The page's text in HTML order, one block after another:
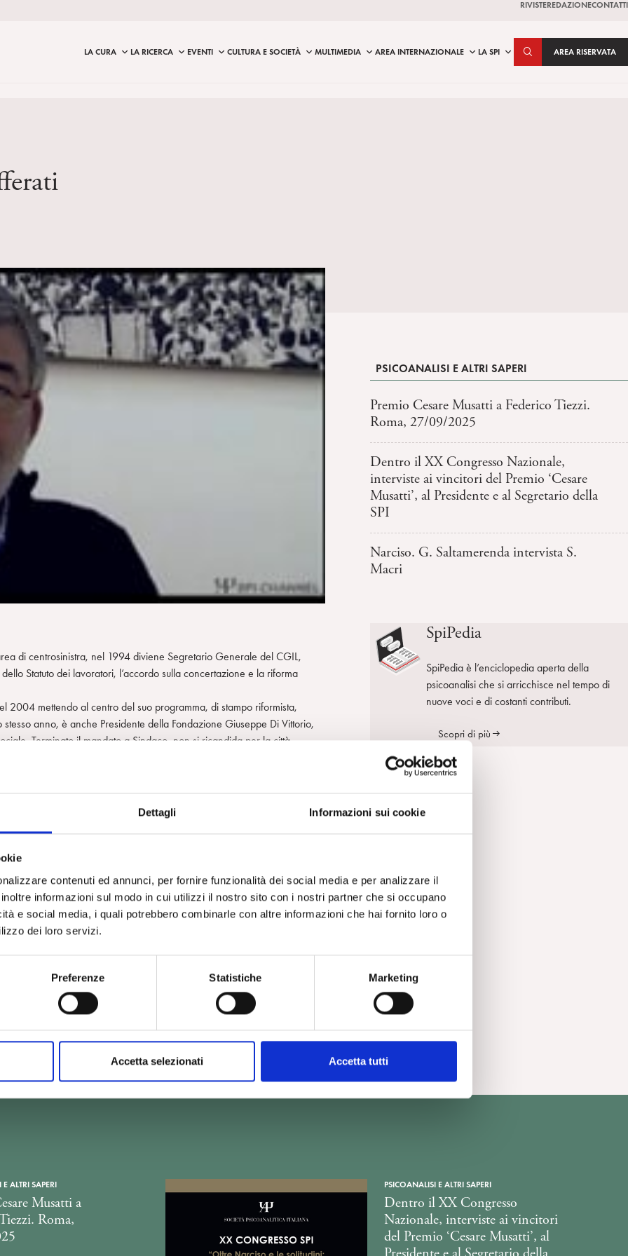
Dettagli Informazioni sui cookie
contenuti ed annunci, per fornire funzionalità dei social media e per analizzare il
informazioni sul modo in cui utilizzi il nostro sito con i nostri partner che si occupano
e social media, i quali potrebbero combinarle con altre informazioni che hai fornito loro o
dei loro servizi.
Preferenze Statistiche Marketing
Accetta selezionati Accetta tutti
RIVISTEREDAZIONECONTATTI
LA CURA LA RICERCA EVENTI CULTURA E SOCIETÀ MULTIMEDIA AREA INTERNAZIONALE LA SPI AREA RISERVATA
di centrosinistra, nel 1994 diviene Segretario Generale del CGIL,
Statuto dei lavoratori, l’accordo sulla concertazione e la riforma
2004 mettendo al centro del suo programma, di stampo riformista,
anno, è anche Presidente della Fondazione Giuseppe Di Vittorio,
Terminato il mandato a Sindaco, non si ricandida per la città,
nel 2007, e dal 2009 è Parlamentare Europeo
è appassionato di lirica, fumetti (a lui si deve la fondazione del primo
PSICOANALISI E ALTRI SAPERI
Premio Cesare Musatti a Federico Tiezzi.
Roma, 27/09/2025
Dentro il XX Congresso Nazionale,
interviste ai vincitori del Premio ‘Cesare
Musatti’, al Presidente e al Segretario della
SPI
Narciso. G. Saltamerenda intervista S.
Macri
SpiPedia
SpiPedia è l’enciclopedia aperta della
psicoanalisi che si arricchisce nel tempo di
nuove voci e di costanti contributi.
Scopri di più
ALTRI SAPERI
Musatti a
Roma,
PSICOANALISI E ALTRI SAPERI
Dentro il XX Congresso
Nazionale, interviste ai vincitori
del Premio ‘Cesare Musatti’, al